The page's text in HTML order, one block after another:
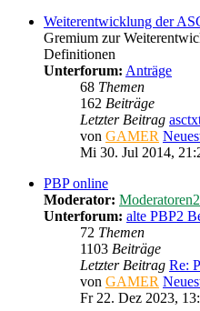
Weiterentwicklung der
Gremium zur
Definitionen
Unterforum: Anträge
68 Themen
162 Beiträge
Letzter Beitrag
von GAMER
Mi 30. Jul 2014,
PBP online
Moderator: Moderatoren2
Unterforum: alte PBP2
72 Themen
1103 Beiträge
Letzter Beitrag Re:
von GAMER
Fr 22. Dez 2023,